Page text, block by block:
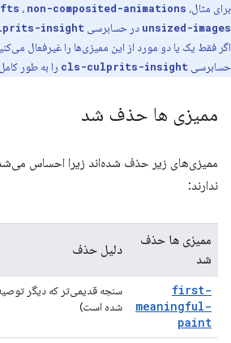
برای مثال،
، non-composited-animations
unsized-images در حسابرسی insight
اگر فقط یک یا دو مورد از این ممیزی‌ها را غیرفعال
حسابرسی cls-culprits-insight را به طور
ممیزی ها حذف شد
ممیزی‌های زیر حذف شده‌اند زیرا احساس
ندارند:
ممیزی ها حذف
شد
دلیل حذف
first-
meaningful-
paint
شده است)